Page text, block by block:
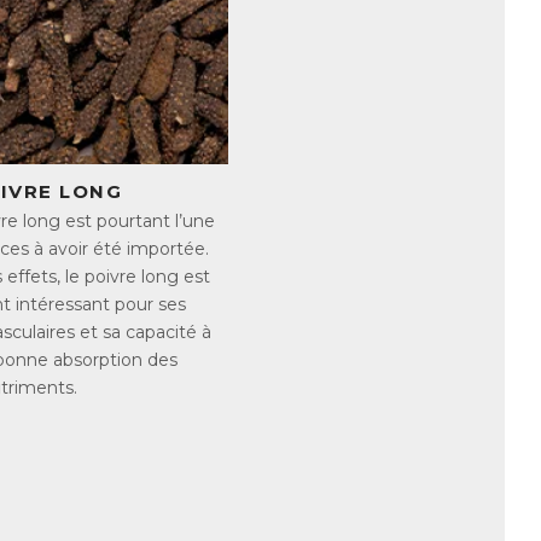
et souffriraient donc d’un
insuffisant, mais aussi à certaines
l’exposition au stress (physique
d’alcool ou de certains
signes peuvent être nombreux et
magnésium comme :
LONG
long est pourtant l’une
à avoir été importée.
effets, le poivre long est
intéressant pour ses
et sa capacité à
absorption des